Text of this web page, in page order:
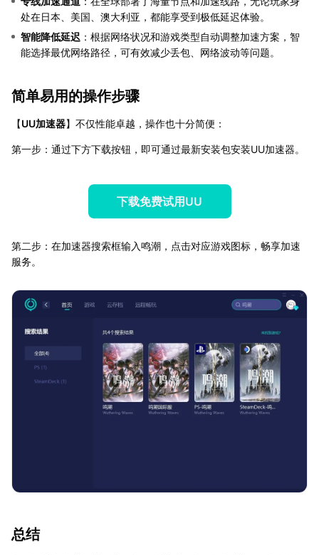
处在日本、美国、澳大利亚，都能享受到极低延迟体验。
智能降低延迟 ：根据网络状况和游戏类型自动调整加速方案，智
能选择最优网络路径，可有效减少丢包、网络波动等问题。
简单易用的操作步骤
【UU加速器】不仅性能卓越，操作也十分简便：
第一步：通过下方下载按钮，即可通过最新安装包安装UU加速器。
下载免费试用UU
第二步：在加速器搜索框输入鸣潮，点击对应游戏图标，畅享加速
服务。
总结